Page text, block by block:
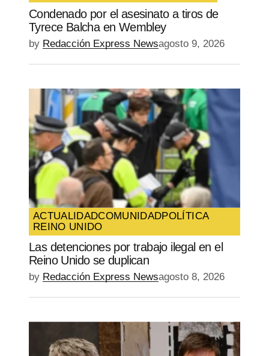
SUBMIT COMMENT
Condenado por el asesinato a tiros de
Tyrece Balcha en Wembley
by Redacción Express Newsagosto 9, 2026
ACTUALIDADCOMUNIDADPOLÍTICA
REINO UNIDO
Las detenciones por trabajo ilegal en el
Reino Unido se duplican
by Redacción Express Newsagosto 8, 2026